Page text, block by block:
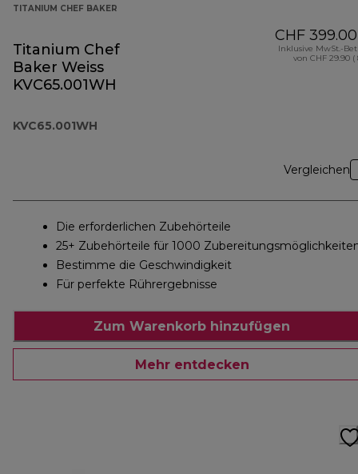
TITANIUM CHEF BAKER
Titanium Chef
Baker Weiss
KVC65.001WH
KVC65.001WH
CHF 399.00
Inklusive MwSt.-
von CHF 29.90 (
Vergleichen
Die erforderlichen Zubehörteile
25+ Zubehörteile für 1000
Bestimme die Geschwindigkeit
Für perfekte Rührergebnisse
Zum Warenkorb hinzufügen
Mehr entdecken